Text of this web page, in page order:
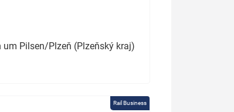
um Pilsen/Plzeň (Plzeňský kraj)
Rail Business